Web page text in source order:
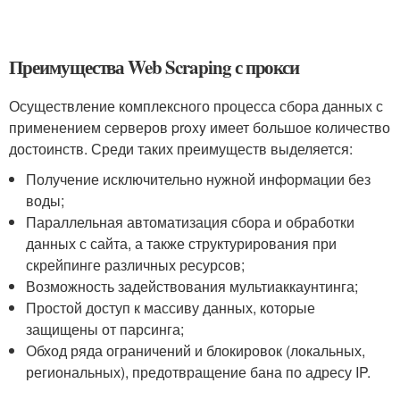
Преимущества Web Scraping с прокси
Осуществление комплексного процесса сбора данных с
применением серверов proxy имеет большое количество
достоинств. Среди таких преимуществ выделяется:
Получение исключительно нужной информации без
воды;
Параллельная автоматизация сбора и обработки
данных с сайта, а также структурирования при
скрейпинге различных ресурсов;
Возможность задействования мультиаккаунтинга;
Простой доступ к массиву данных, которые
защищены от парсинга;
Обход ряда ограничений и блокировок (локальных,
региональных), предотвращение бана по адресу IP.